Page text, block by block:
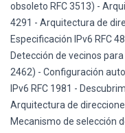
obsoleto RFC 3513) -
4291 - Arquitectura de
Especificación IPv6 RFC
Detección de vecinos
2462) - Configuración
IPv6 RFC 1981 -
Arquitectura de
Mecanismo de selección